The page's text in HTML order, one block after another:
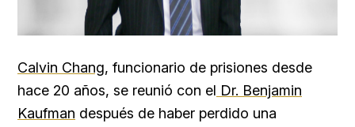
Calvin Chang, funcionario de prisiones desde
hace 20 años, se reunió con el Dr. Benjamin
Kaufman después de haber perdido una